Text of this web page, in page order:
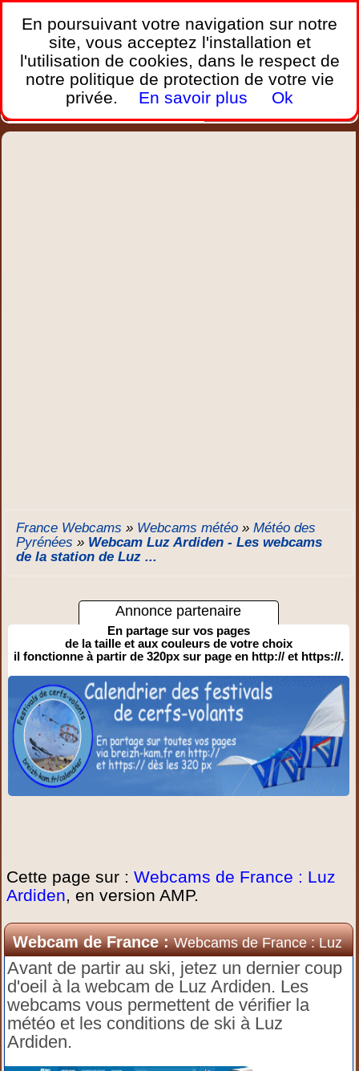
France Webcams,
Les webcams sur mobiles, portables et PC.
Home Bretagne Corse Plages Ports Montagnes
Trafic Chercher New
France Webcams » Webcams météo »Météo des
Pyrénées » Webcam Luz Ardiden - Les webcams
de la station de Luz ...
Annonce partenaire
En partage sur vos pages
de la taille et aux couleurs de votre choix
il fonctionne à partir de 320px sur page en http:// et https://.
Cette page sur :Webcams de France : Luz
Ardiden, en version AMP.
Webcam de France :Webcams de France : Luz
Ardiden
Avant de partir au ski, jetez un dernier coup
d'oeil à la webcam de Luz Ardiden. Les
webcams vous permettent de vérifier la
météo et les conditions de ski à Luz
Ardiden.
En poursuivant votre navigation sur notre
site, vous acceptez l'installation et
l'utilisation de cookies, dans le respect de
notre politique de protection de votre vie
privée.
En savoir plus Ok